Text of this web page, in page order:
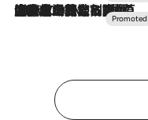
2026.7.10
NEW OPEN！【界 草津】名湯の地に誕生。趣の異なる2種の温泉と上州ならではの会席・蕎麦割烹など美食を味わう究極の癒やし旅